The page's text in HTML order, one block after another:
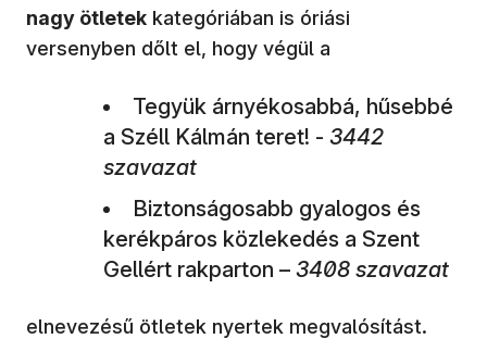
nagy ötletek kategóriában is óriási
versenyben dőlt el, hogy végül a
Tegyük árnyékosabbá, hűsebbé
a Széll Kálmán teret! - 3442
szavazat
Biztonságosabb gyalogos és
kerékpáros közlekedés a Szent
Gellért rakparton – 3408 szavazat
elnevezésű ötletek nyertek megvalósítást.